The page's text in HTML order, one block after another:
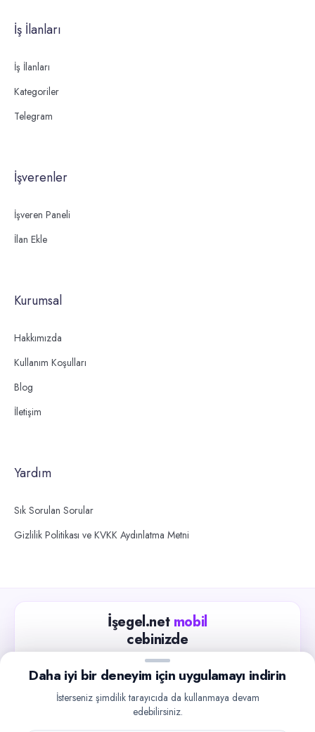
İş İlanları
İş İlanları
Kategoriler
Telegram
İşverenler
İşveren Paneli
İlan Ekle
Kurumsal
Hakkımızda
Kullanım Koşulları
Blog
İletişim
Yardım
Sık Sorulan Sorular
Gizlilik Politikası ve KVKK Aydınlatma Metni
İşegel.net mobil
cebinizde
Güncel iş ilanlarını takip edin, işverenlerle hızlıca
iletişime geçin.
Google Play
Daha iyi bir deneyim için uygulamayı indirin
İsterseniz şimdilik tarayıcıda da kullanmaya devam
edebilirsiniz.